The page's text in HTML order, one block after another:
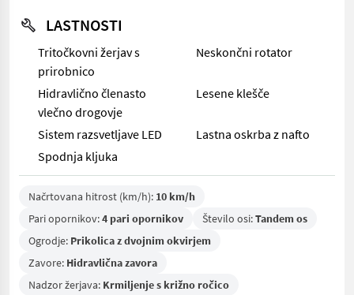
LASTNOSTI
Tritočkovni žerjav s
prirobnico
Neskončni rotator
Hidravlično členasto
vlečno drogovje
Lesene klešče
Sistem razsvetljave LED
Lastna oskrba z nafto
Spodnja kljuka
Načrtovana hitrost (km/h): 10 km/h
Pari opornikov:4 pari opornikov Število osi:Tandem os
Ogrodje: Prikolica z dvojnim okvirjem
Zavore: Hidravlična zavora
Nadzor žerjava: Krmiljenje s križno ročico